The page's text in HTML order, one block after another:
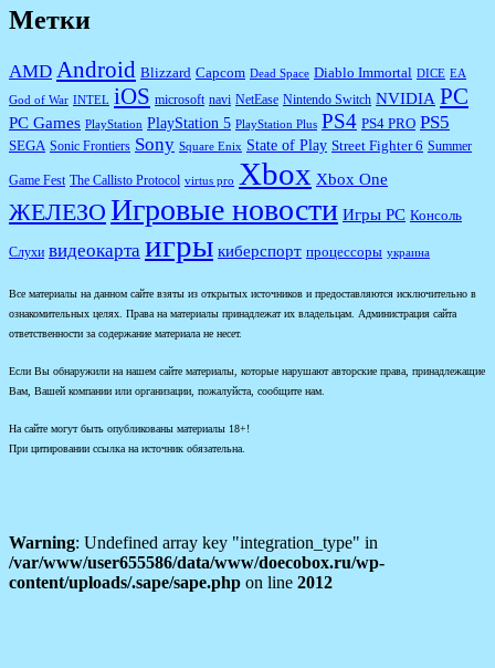
Метки
AMD Android Blizzard Capcom Dead Space Diablo Immortal DICE EA
God of War INTEL iOS microsoft navi NetEase Nintendo Switch NVIDIA PC
PC Games PlayStation PlayStation 5 PlayStation Plus PS4 PS4 PRO PS5
SEGA Sonic Frontiers Sony Square Enix State of Play Street Fighter 6 Summer
Game Fest The Callisto Protocol virtus pro Xbox Xbox One
ЖЕЛЕЗО Игровые новости Игры PC Консоль
Слухи видеокарта игры киберспорт процессоры украина
Все материалы на данном сайте взяты из открытых источников и предоставляются исключительно в
ознакомительных целях. Права на материалы принадлежат их владельцам. Администрация сайта
ответственности за содержание материала не несет.
Если Вы обнаружили на нашем сайте материалы, которые нарушают авторские права, принадлежащие
Вам, Вашей компании или организации, пожалуйста, сообщите нам.
На сайте могут быть опубликованы материалы 18+!
При цитировании ссылка на источник обязательна.
Warning: Undefined array key "integration_type" in
/var/www/user655586/data/www/doecobox.ru/wp-
content/uploads/.sape/sape.php on line 2012